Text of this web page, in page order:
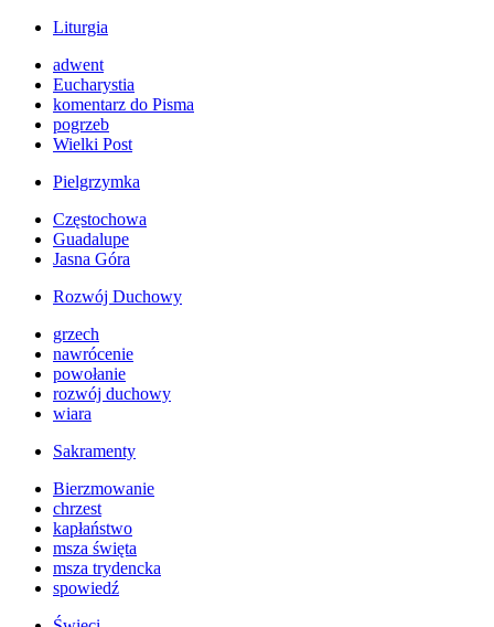
Liturgia
adwent
Eucharystia
komentarz do Pisma
pogrzeb
Wielki Post
Pielgrzymka
Częstochowa
Guadalupe
Jasna Góra
Rozwój Duchowy
grzech
nawrócenie
powołanie
rozwój duchowy
wiara
Sakramenty
Bierzmowanie
chrzest
kapłaństwo
msza święta
msza trydencka
spowiedź